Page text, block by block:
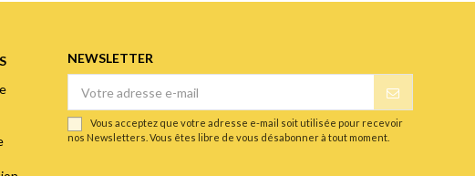
NEWSLETTER
Vous acceptez que votre adresse e-mail soit utilisée pour recevoir
nos Newsletters. Vous êtes libre de vous désabonner à tout moment.